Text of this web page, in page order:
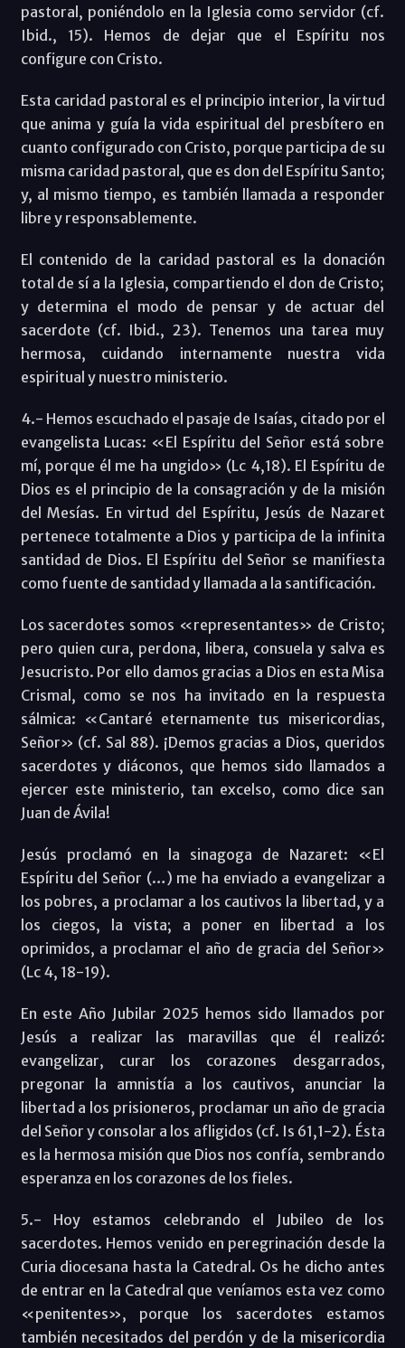
pastoral, poniéndolo en la Iglesia como servidor (cf.
Ibid., 15). Hemos de dejar que el Espíritu nos
configure con Cristo.
Esta caridad pastoral es el principio interior, la virtud
que anima y guía la vida espiritual del presbítero en
cuanto configurado con Cristo, porque participa de su
misma caridad pastoral, que es don del Espíritu Santo;
y, al mismo tiempo, es también llamada a responder
libre y responsablemente.
El contenido de la caridad pastoral es la donación
total de sí a la Iglesia, compartiendo el don de Cristo;
y determina el modo de pensar y de actuar del
sacerdote (cf. Ibid., 23). Tenemos una tarea muy
hermosa, cuidando internamente nuestra vida
espiritual y nuestro ministerio.
4.- Hemos escuchado el pasaje de Isaías, citado por el
evangelista Lucas: «El Espíritu del Señor está sobre
mí, porque él me ha ungido» (Lc 4,18). El Espíritu de
Dios es el principio de la consagración y de la misión
del Mesías. En virtud del Espíritu, Jesús de Nazaret
pertenece totalmente a Dios y participa de la infinita
santidad de Dios. El Espíritu del Señor se manifiesta
como fuente de santidad y llamada a la santificación.
Los sacerdotes somos «representantes» de Cristo;
pero quien cura, perdona, libera, consuela y salva es
Jesucristo. Por ello damos gracias a Dios en esta Misa
Crismal, como se nos ha invitado en la respuesta
sálmica: «Cantaré eternamente tus misericordias,
Señor» (cf. Sal 88). ¡Demos gracias a Dios, queridos
sacerdotes y diáconos, que hemos sido llamados a
ejercer este ministerio, tan excelso, como dice san
Juan de Ávila!
Jesús proclamó en la sinagoga de Nazaret: «El
Espíritu del Señor (…) me ha enviado a evangelizar a
los pobres, a proclamar a los cautivos la libertad, y a
los ciegos, la vista; a poner en libertad a los
oprimidos, a proclamar el año de gracia del Señor»
(Lc 4, 18-19).
En este Año Jubilar 2025 hemos sido llamados por
Jesús a realizar las maravillas que él realizó:
evangelizar, curar los corazones desgarrados,
pregonar la amnistía a los cautivos, anunciar la
libertad a los prisioneros, proclamar un año de gracia
del Señor y consolar a los afligidos (cf. Is 61,1-2). Ésta
es la hermosa misión que Dios nos confía, sembrando
esperanza en los corazones de los fieles.
5.- Hoy estamos celebrando el Jubileo de los
sacerdotes. Hemos venido en peregrinación desde la
Curia diocesana hasta la Catedral. Os he dicho antes
de entrar en la Catedral que veníamos esta vez como
«penitentes», porque los sacerdotes estamos
también necesitados del perdón y de la misericordia